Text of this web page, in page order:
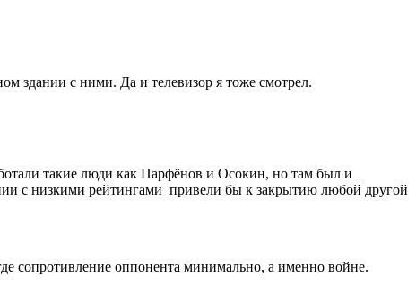
здании с ними. Да и телевизор я тоже смотрел.
такие люди как Парфёнов и Осокин, но там был и
с низкими рейтингами привели бы к закрытию любой другой
сопротивление оппонента минимально, а именно войне.